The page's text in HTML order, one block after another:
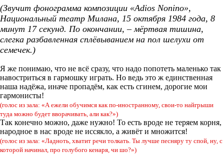
(Звучит фонограмма композиции «Adios Nonino»,
Национальный театр Милана, 15 октября 1984 года, 8
минут 17 секунд. По окончании, – мёртвая тишина,
слегка разбавленная сплёвыванием на пол шелухи от
семечек.)
Я же понимаю, что не всё сразу, что надо попотеть маленько так
навостриться в гармошку играть. Но ведь это ж единственная
наша надёжа, иначе пропадём, как есть сгинем, дорогие мои
гармонисты!
(голос из зала: «А ежели обучимся как по-иностранному, свои-то найгрыши
туда можно будет вворачивать, али как?»)
Так конечно можно, даже нужно! То есть вроде не теряем корня,
народное в нас вроде не иссякло, а живёт и множится!
(голос из зала: «Ладноть, хватит речи толкать. Ты лучше песняру ту спой, ну, с
которой начинал, про голубого кенаря, чи шо?»)